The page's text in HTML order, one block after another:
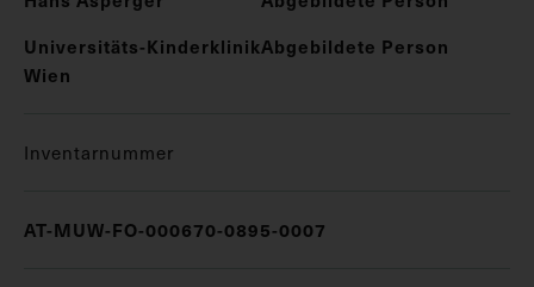
Universitäts-Kinderklinik
Wien
Abgebildete Person
Inventarnummer
AT-MUW-FO-000670-0895-0007